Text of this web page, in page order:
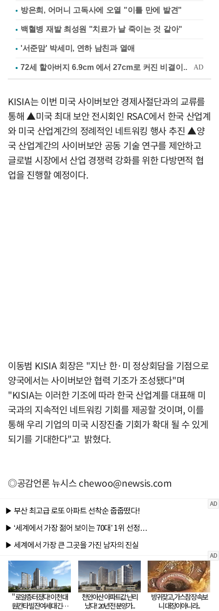
방은희, 어머니 고독사에 오열 "이틀 만에 발견"
백혈병 재발 최성원 "치료가 날 죽이는 것 같아"
'서준맘' 박세미, 연하 남친과 열애
KISIA는 이번 미국 사이버보안 경제사절단과의 교류를
통해 ▲미국 최대 보안 전시회인 RSAC에서 한국 산업계
와 미국 산업계간의 정례적인 네트워킹 행사 추진 ▲양
국 산업계간의 사이버보안 공동 기술 연구를 제안하고
글로벌 시장에서 산업 경쟁력 강화를 위한 다방면적 협
업을 진행할 예정이다.
이동범 KISIA 회장은 "지난 한·미 정상회담을 기점으로
양국에서는 사이버보안 협력 기조가 조성됐다"며
"KISIA는 이러한 기조에 따라 한국 산업계를 대표해 미
국과의 지속적인 네트워킹 기회를 제공할 것이며, 이를
통해 우리 기업의 미국 시장진출 기회가 확대 될 수 있게
되기를 기대한다"고 밝혔다.
◎공감언론 뉴시스chewoo@newsis.com